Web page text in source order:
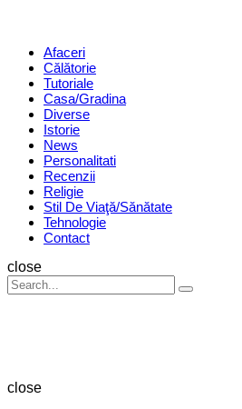
Menu Afaceri
Călătorie
Tutoriale
Casa/Gradina
Diverse
Istorie
News
Personalitati
Recenzii
Religie
Stil De Viaţă/Sănătate
Tehnologie
Contact
Search
close
Search
for:
Search
close